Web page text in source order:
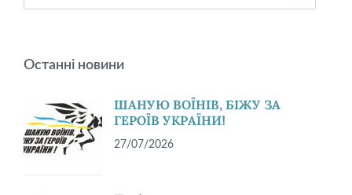
Останні новини
ШАНУЮ ВОЇНІВ, БІЖУ ЗА
ГЕРОЇВ УКРАЇНИ!
27/07/2026